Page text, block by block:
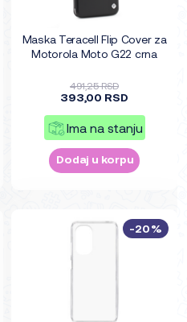
Maska Teracell Flip Cover za
Motorola Moto G22 crna
491,25 RSD
393,00 RSD
Ima na stanju
Dodaj u korpu
-20%